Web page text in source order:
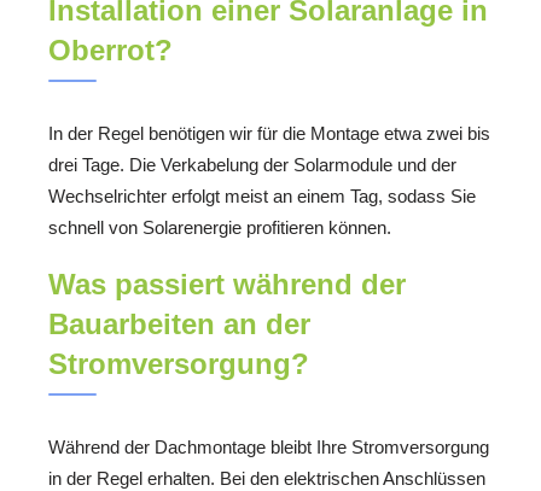
Installation einer Solaranlage in
Oberrot?
In der Regel benötigen wir für die Montage etwa zwei bis
drei Tage. Die Verkabelung der Solarmodule und der
Wechselrichter erfolgt meist an einem Tag, sodass Sie
schnell von Solarenergie profitieren können.
Was passiert während der
Bauarbeiten an der
Stromversorgung?
Während der Dachmontage bleibt Ihre Stromversorgung
in der Regel erhalten. Bei den elektrischen Anschlüssen